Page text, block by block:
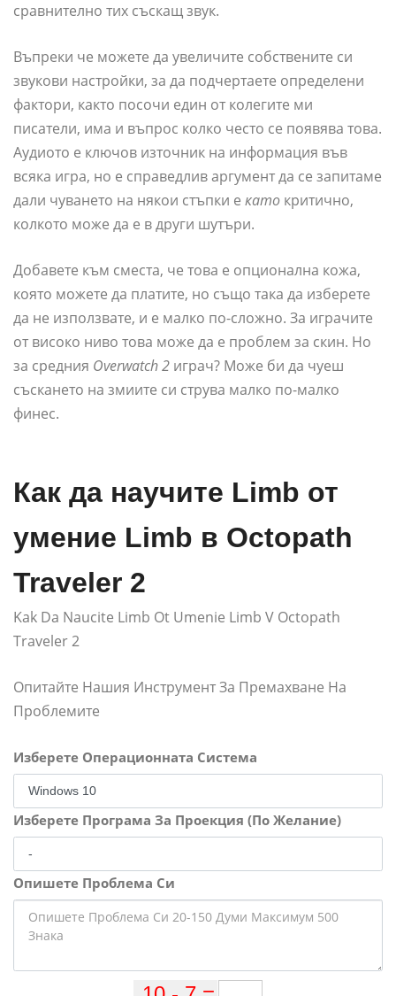
сравнително тих съскащ звук.
Въпреки че можете да увеличите собствените си
звукови настройки, за да подчертаете определени
фактори, както посочи един от колегите ми
писатели, има и въпрос колко често се появява това.
Аудиото е ключов източник на информация във
всяка игра, но е справедлив аргумент да се запитаме
дали чуването на някои стъпки е като критично,
колкото може да е в други шутъри.
Добавете към сместа, че това е опционална кожа,
която можете да платите, но също така да изберете
да не използвате, и е малко по-сложно. За играчите
от високо ниво това може да е проблем за скин. Но
за средния Overwatch 2 играч? Може би да чуеш
съскането на змиите си струва малко по-малко
финес.
Как да научите Limb от
умение Limb в Octopath
Traveler 2
Kak Da Naucite Limb Ot Umenie Limb V Octopath
Traveler 2
Опитайте Нашия Инструмент За Премахване На
Проблемите
Изберете Операционната Система
Изберете Програма За Проекция (По Желание)
Опишете Проблема Си